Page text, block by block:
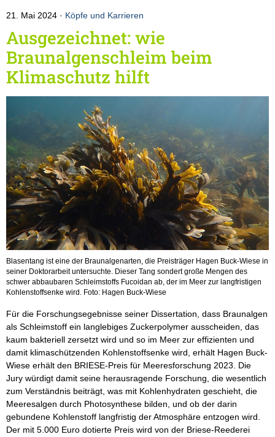
21. Mai 2024 Köpfe und Karrieren
Ausgezeichnet: wie
Braunalgenschleim beim
Klimaschutz hilft
Blasentang ist eine der Braunalgenarten, die Preisträger Hagen Buck-Wiese in
seiner Doktorarbeit untersuchte. Dieser Tang sondert große Mengen des
schwer abbaubaren Schleimstoffs Fucoidan ab, der im Meer zur langfristigen
Kohlenstoffsenke wird. Foto: Hagen Buck-Wiese
Für die Forschungsegebnisse seiner Dissertation, dass Braunalgen
als Schleimstoff ein langlebiges Zuckerpolymer ausscheiden, das
kaum bakteriell zersetzt wird und so im Meer zur effizienten und
damit klimaschützenden Kohlenstoffsenke wird, erhält Hagen Buck-
Wiese erhält den BRIESE-Preis für Meeresforschung 2023. Die
Jury würdigt damit seine herausragende Forschung, die wesentlich
zum Verständnis beiträgt, was mit Kohlenhydraten geschieht, die
Meeresalgen durch Photosynthese bilden, und ob der darin
gebundene Kohlenstoff langfristig der Atmosphäre entzogen wird.
Der mit 5.000 Euro dotierte Preis wird von der Briese-Reederei